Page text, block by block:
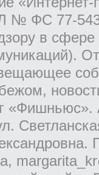
№ ФС 77-
в
«Фишньюс».